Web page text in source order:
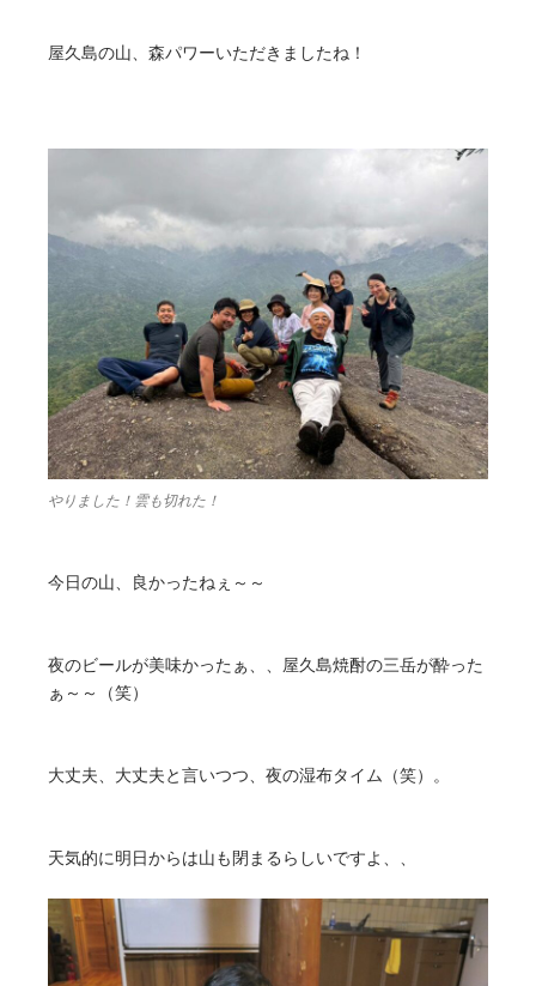
屋久島の山、森パワーいただきましたね！
やりました！雲も切れた！
今日の山、良かったねぇ～～
夜のビールが美味かったぁ、、屋久島焼酎の三岳が酔った
ぁ～～（笑）
大丈夫、大丈夫と言いつつ、夜の湿布タイム（笑）。
天気的に明日からは山も閉まるらしいですよ、、